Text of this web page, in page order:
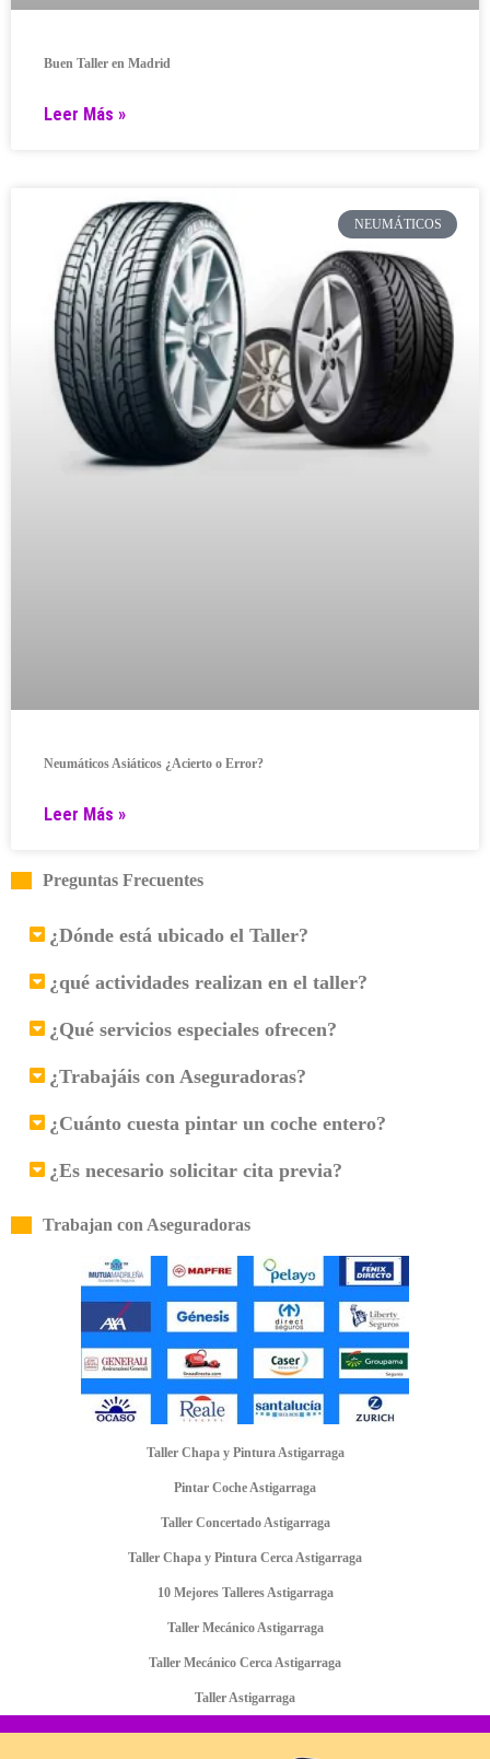
Buen Taller en Madrid
Leer Más »
NEUMÁTICOS
Neumáticos Asiáticos ¿Acierto o Error?
Leer Más »
Preguntas Frecuentes
¿Dónde está ubicado el Taller?
¿qué actividades realizan en el taller?
¿Qué servicios especiales ofrecen?
¿Trabajáis con Aseguradoras?
¿Cuánto cuesta pintar un coche entero?
¿Es necesario solicitar cita previa?
Trabajan con Aseguradoras
Taller Chapa y Pintura Astigarraga
Pintar Coche Astigarraga
Taller Concertado Astigarraga
Taller Chapa y Pintura Cerca Astigarraga
10 Mejores Talleres Astigarraga
Taller Mecánico Astigarraga
Taller Mecánico Cerca Astigarraga
Taller Astigarraga